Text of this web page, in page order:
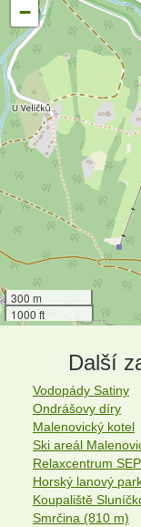
−
300 m
1000 ft
Další
Vodopády Satiny
Ondrášovy díry
Malenovický kotel
Ski areál
Relaxcentrum
Horský lanový
Koupaliště
Smrčina (810 m)